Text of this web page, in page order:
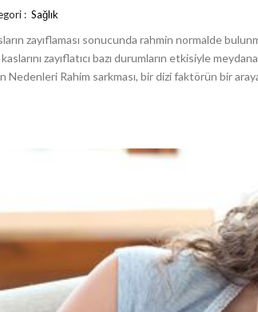
: Sağlık
zayıflaması sonucunda rahmin normalde
zayıflatıcı bazı durumların etkisiyle
Nedenleri Rahim sarkması, bir dizi faktörün bir